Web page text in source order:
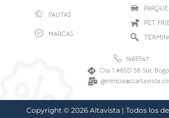
PAUTAS
MARCAS
PET
7465547
Cra 1 #65D 58 Sur,
Copyright © 2026 Altavista | Todos los